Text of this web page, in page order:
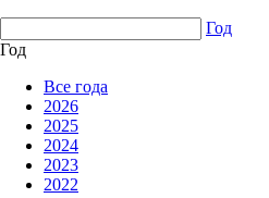
Год
Год
Все года
2026
2025
2024
2023
2022